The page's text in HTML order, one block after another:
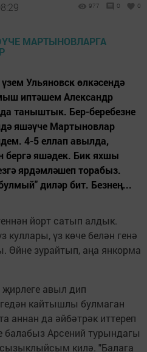
977 0 0
Ульяновск өлкәсендә
иптәшем Александр
таныштык. Бер-беребезне
яшәүче Мартыновлар
4-5 еллап авылда,
бергә яшәдек. Бик яхшы
ярдәмләшеп торабыз.
диләр бит. Безнең...
йорт сатып алдык.
куллары, үз көче белән генә
Өйне зурайтып, аңа янкорма
җирлеге авыл дип
кайтышлы булмаган
аннан да әйбәтрәк иттереп
Арсений турындагы
килә. "Балага